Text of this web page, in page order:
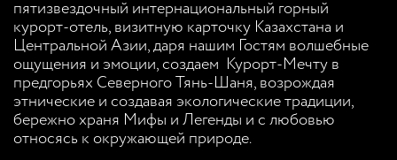
пятизвездочный интернациональный горный
курорт-отель, визитную карточку Казахстана и
Центральной Азии, даря нашим Гостям волшебные
ощущения и эмоции, создаем Курорт-Мечту в
предгорьях Северного Тянь-Шаня, возрождая
этнические и создавая экологические традиции,
бережно храня Мифы и Легенды и с любовью
относясь к окружающей природе.